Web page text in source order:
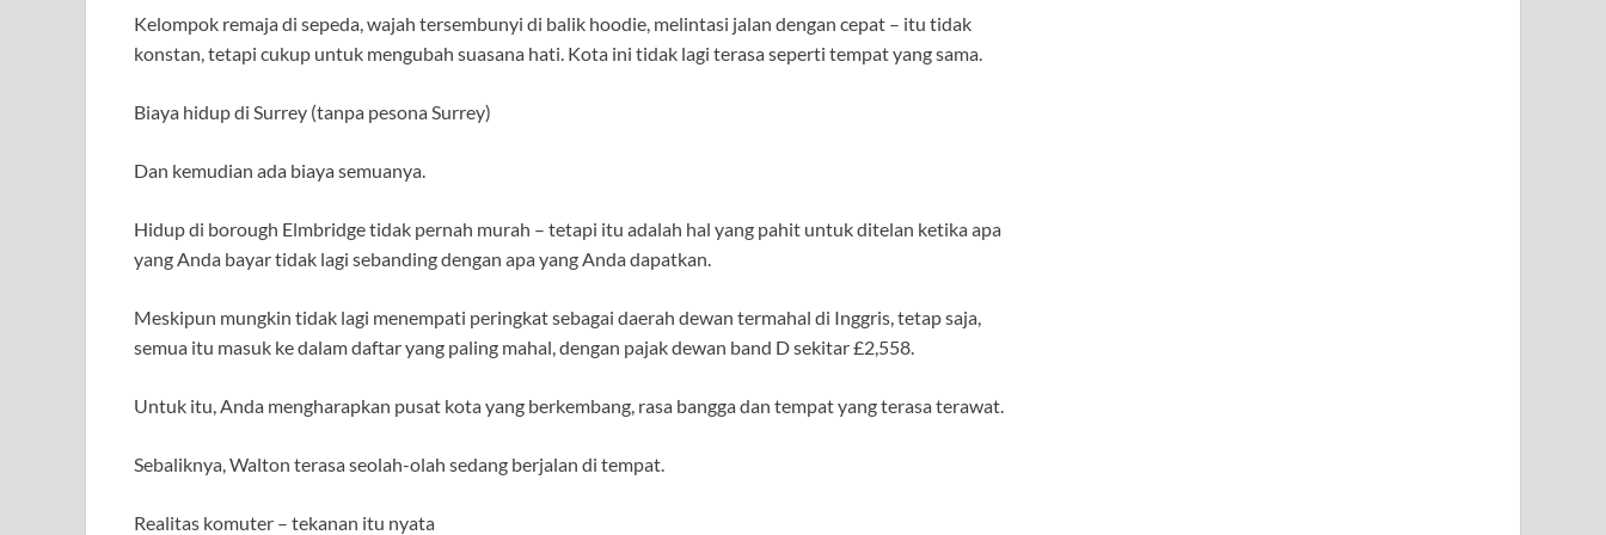
Kelompok remaja di sepeda, wajah tersembunyi di balik hoodie, melintasi jalan dengan cepat – itu tidak
konstan, tetapi cukup untuk mengubah suasana hati. Kota ini tidak lagi terasa seperti tempat yang sama.
Biaya hidup di Surrey (tanpa pesona Surrey)
Dan kemudian ada biaya semuanya.
Hidup di borough Elmbridge tidak pernah murah – tetapi itu adalah hal yang pahit untuk ditelan ketika apa
yang Anda bayar tidak lagi sebanding dengan apa yang Anda dapatkan.
Meskipun mungkin tidak lagi menempati peringkat sebagai daerah dewan termahal di Inggris, tetap saja,
semua itu masuk ke dalam daftar yang paling mahal, dengan pajak dewan band D sekitar £2,558.
Untuk itu, Anda mengharapkan pusat kota yang berkembang, rasa bangga dan tempat yang terasa terawat.
Sebaliknya, Walton terasa seolah-olah sedang berjalan di tempat.
Realitas komuter – tekanan itu nyata